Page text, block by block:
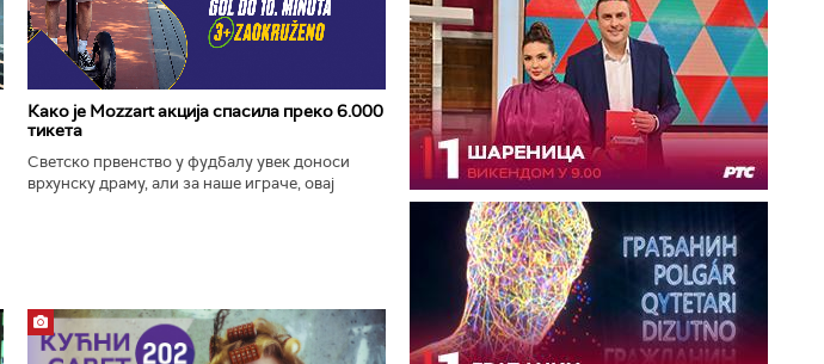
Како је Mozzart акција спасила преко 6.000
тикета
Светско првенство у фудбалу увек доноси
врхунску драму, али за наше играче, овај